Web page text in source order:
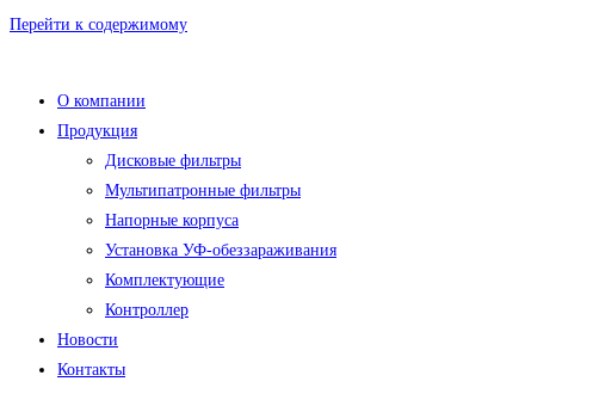
Перейти к содержимому
О компании
Продукция
Дисковые фильтры
Мультипатронные фильтры
Напорные корпуса
Установка УФ-обеззараживания
Комплектующие
Контроллер
Новости
Контакты